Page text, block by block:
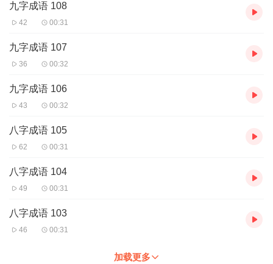
九字成语 108
42 00:31
九字成语 107
36 00:32
九字成语 106
43 00:32
八字成语 105
62 00:31
八字成语 104
49 00:31
八字成语 103
46 00:31
加载更多